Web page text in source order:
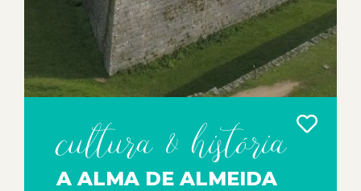
cultura & história
A ALMA DE ALMEIDA